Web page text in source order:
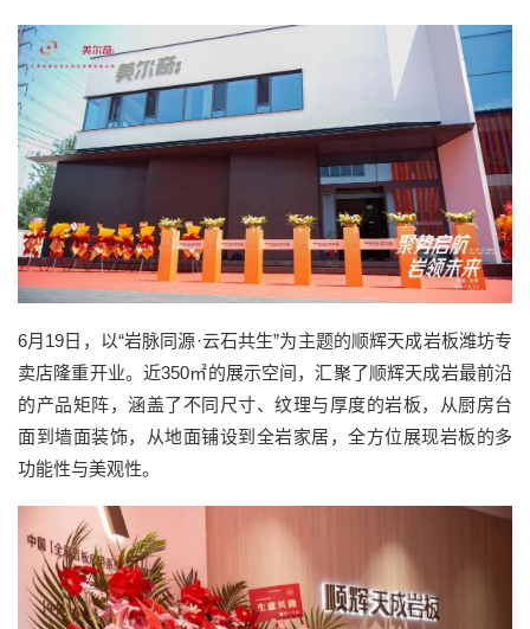
6月 19日，以“岩脉同源·云石共生”为主题的顺辉天成岩板潍坊专
卖店隆重开业。近350㎡的展示空间，汇聚了顺辉天成岩最前沿
的产品矩阵，涵盖了不同尺寸、纹理与厚度的岩板，
从厨房台
面到墙面装饰，从地面铺设到全岩家居，全方位展现岩板的多
功能性与美观性。